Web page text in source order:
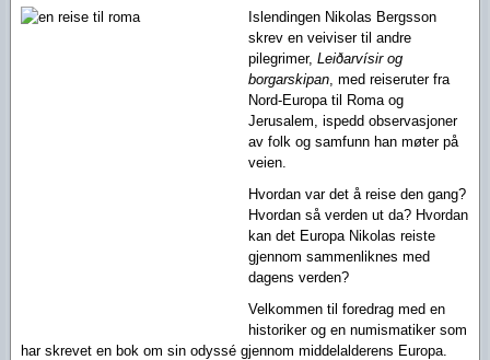
Islendingen Nikolas Bergsson
skrev en veiviser til andre
pilegrimer, Leiðarvísir og
borgarskipan, med reiseruter fra
Nord-Europa til Roma og
Jerusalem, ispedd observasjoner
av folk og samfunn han møter på
veien.
Hvordan var det å reise den gang?
Hvordan så verden ut da? Hvordan
kan det Europa Nikolas reiste
gjennom sammenliknes med
dagens verden?
Velkommen til foredrag med en
historiker og en numismatiker som
har skrevet en bok om sin odyssé gjennom middelalderens Europa.